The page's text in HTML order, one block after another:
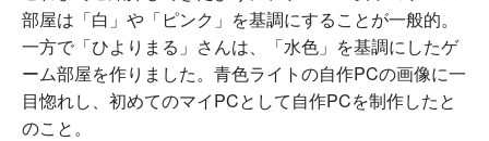
部屋は「白」や「ピンク」を基調にすることが一般的。
一方で「ひよりまる」さんは、「水色」を基調にしたゲ
ーム部屋を作りました。青色ライトの自作PCの画像に一
目惚れし、初めてのマイPCとして自作PCを制作したと
のこと。